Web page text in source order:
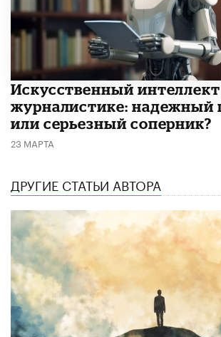
Искусственный
журналистике: надежный
или серьезный соперник?
23 МАРТА
ДРУГИЕ СТАТЬИ АВТОРА